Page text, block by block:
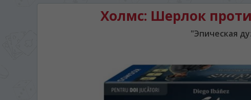
Холмс: Шерлок
"Эпическая